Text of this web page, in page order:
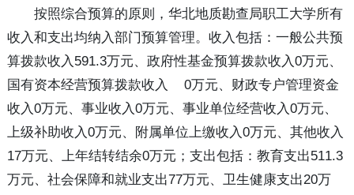
按照综合预算的原则，华北地质勘查局职工大学所有
收入和支出均纳入部门预算管理。收入包括：一般公共预
算拨款收入591.3万元、政府性基金预算拨款收入0万元、
国有资本经营预算拨款收入 0万元、财政专户管理资金
收入0万元、事业收入0万元、事业单位经营收入0万元、
上级补助收入0万元、附属单位上缴收入0万元、其他收入
17万元、上年结转结余0万元；支出包括：教育支出511.3
万元、社会保障和就业支出77万元、卫生健康支出20万